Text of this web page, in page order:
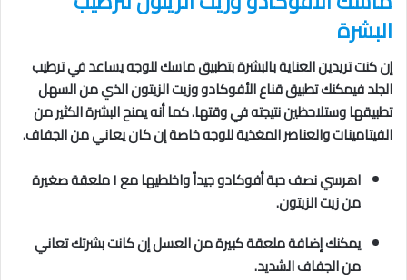
البشرة
إن كنت تريدين العناية بالبشرة بتطبيق ماسك للوجه يساعد في ترطيب
الجلد فيمكنك تطبيق قناع الأفوكادو وزيت الزيتون الذي من السهل
تطبيقها وستلاحظين نتيجته في وقتها. كما أنه يمنح البشرة الكثير من
الفيتامينات والعناصر المغذية للوجه خاصة إن كان يعاني من الجفاف.
اهرسي نصف حبة أفوكادو جيداً واخلطيها مع ١ ملعقة صغيرة
من زيت الزيتون.
يمكنك إضافة ملعقة كبيرة من العسل إن كانت بشرتك تعاني
من الجفاف الشديد.